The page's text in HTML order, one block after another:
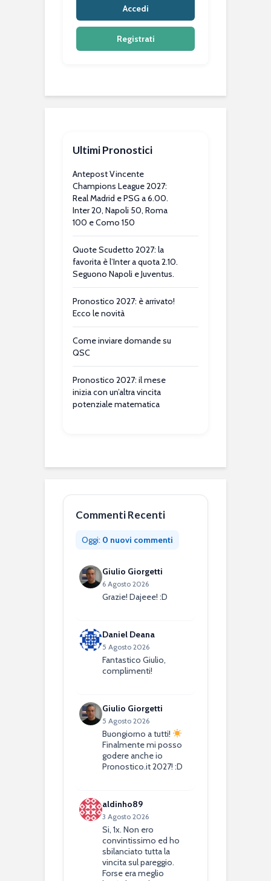
Accedi
Registrati
Ultimi Pronostici
Antepost Vincente
Champions League 2027:
Real Madrid e PSG a 6.00.
Inter 20, Napoli 50, Roma
100 e Como 150
Quote Scudetto 2027: la
favorita è l’Inter a quota 2.10.
Seguono Napoli e Juventus.
Pronostico 2027: è arrivato!
Ecco le novità
Come inviare domande su
QSC
Pronostico 2027: il mese
inizia con un’altra vincita
potenziale matematica
Commenti Recenti
Oggi: 0 nuovi commenti
Giulio Giorgetti
6 Agosto 2026
Grazie! Dajeee! :D
Daniel Deana
5 Agosto 2026
Fantastico Giulio,
complimenti!
Giulio Giorgetti
5 Agosto 2026
Buongiorno a tutti!
Finalmente mi posso
godere anche io
Pronostico.it 2027! :D
aldinho89
3 Agosto 2026
Si, 1x. Non ero
convintissimo ed ho
sbilanciato tutta la
vincita sul pareggio.
Forse era meglio